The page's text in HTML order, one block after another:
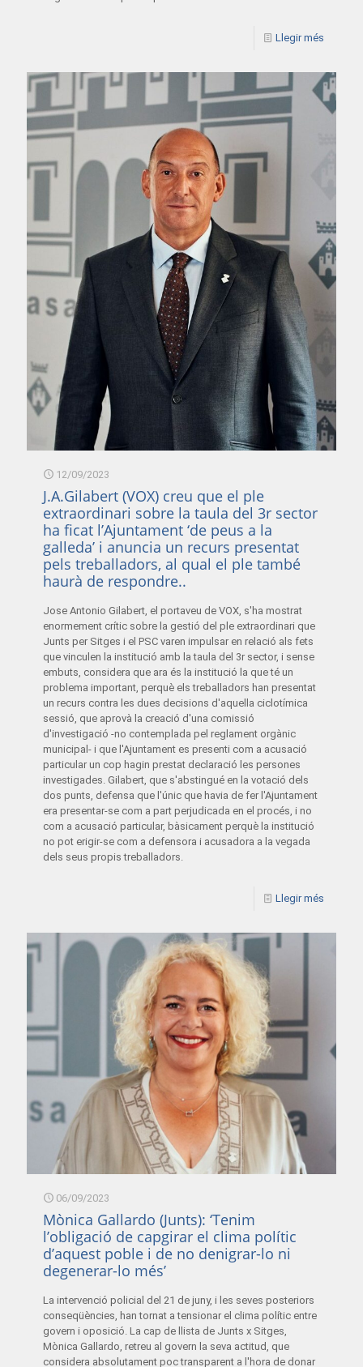
Llegir més
12/09/2023
J.A.Gilabert (VOX) creu que el ple
extraordinari sobre la taula del 3r sector
ha ficat l’Ajuntament ‘de peus a la
galleda’ i anuncia un recurs presentat
pels treballadors, al qual el ple també
haurà de respondre..
Jose Antonio Gilabert, el portaveu de VOX, s'ha mostrat
enormement crític sobre la gestió del ple extraordinari que
Junts per Sitges i el PSC varen impulsar en relació als fets
que vinculen la institució amb la taula del 3r sector, i sense
embuts, considera que ara és la institució la que té un
problema important, perquè els treballadors han presentat
un recurs contra les dues decisions d'aquella ciclotímica
sessió, que aprovà la creació d'una comissió
d'investigació -no contemplada pel reglament orgànic
municipal- i que l'Ajuntament es presenti com a acusació
particular un cop hagin prestat declaració les persones
investigades. Gilabert, que s'abstingué en la votació dels
dos punts, defensa que l'únic que havia de fer l'Ajuntament
era presentar-se com a part perjudicada en el procés, i no
com a acusació particular, bàsicament perquè la institució
no pot erigir-se com a defensora i acusadora a la vegada
dels seus propis treballadors.
Llegir més
06/09/2023
Mònica Gallardo (Junts): ‘Tenim
l’obligació de capgirar el clima polític
d’aquest poble i de no denigrar-lo ni
degenerar-lo més’
La intervenció policial del 21 de juny, i les seves posteriors
conseqüències, han tornat a tensionar el clima polític entre
govern i oposició. La cap de llista de Junts x Sitges,
Mònica Gallardo, retreu al govern la seva actitud, que
considera absolutament poc transparent a l'hora de donar